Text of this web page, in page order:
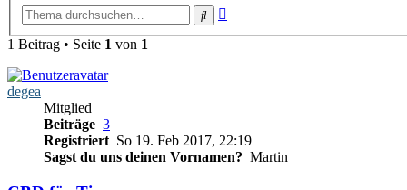
Suche
1 Beitrag • Seite 1 von 1
degea
Mitglied
Beiträge 3
Registriert So 19. Feb 2017, 22:19
Sagst du uns deinen Vornamen? Martin